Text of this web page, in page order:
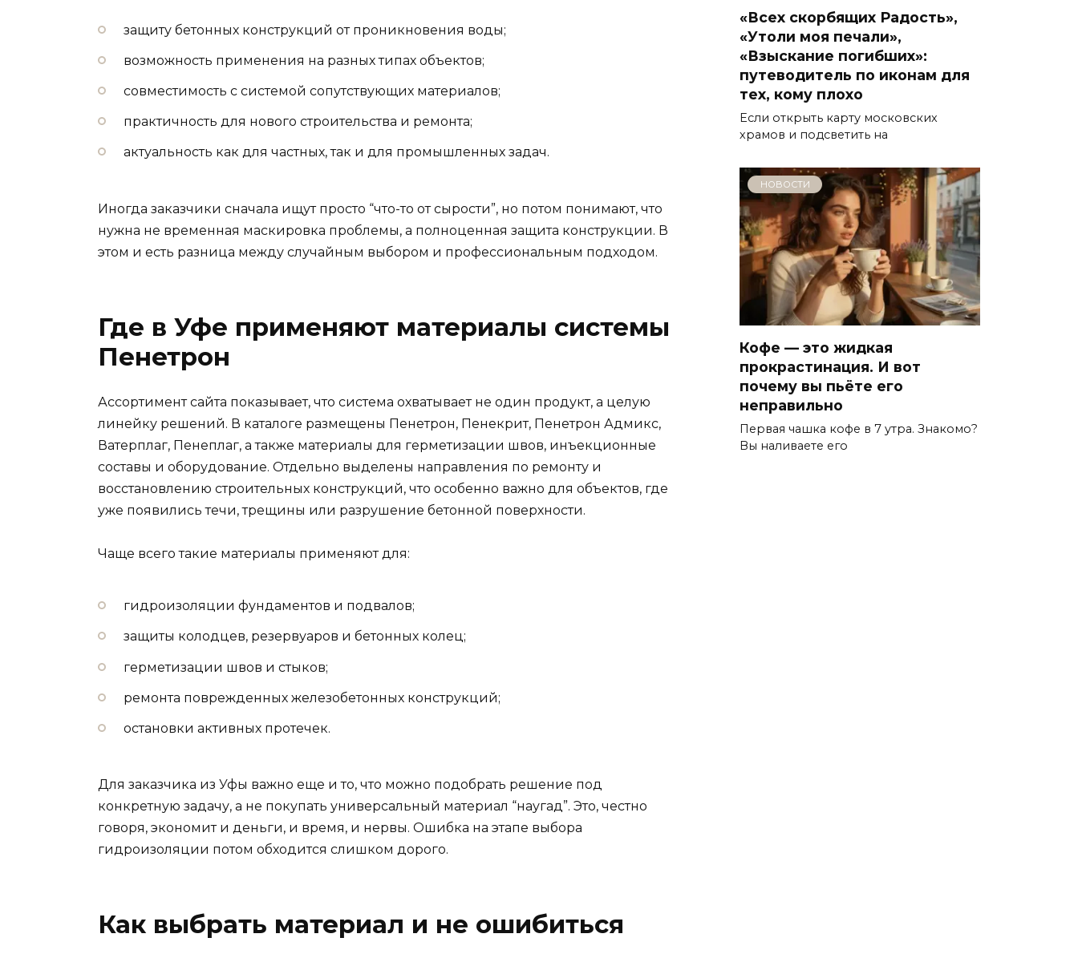
защиту бетонных конструкций от проникновения воды;
возможность применения на разных типах объектов;
совместимость с системой сопутствующих материалов;
практичность для нового строительства и ремонта;
актуальность как для частных, так и для промышленных задач.
Иногда заказчики сначала ищут просто “что-то от сырости”, но потом понимают, что
нужна не временная маскировка проблемы, а полноценная защита конструкции. В
этом и есть разница между случайным выбором и профессиональным подходом.
Где в Уфе применяют материалы системы
Пенетрон
Ассортимент сайта показывает, что система охватывает не один продукт, а целую
линейку решений. В каталоге размещены Пенетрон, Пенекрит, Пенетрон Адмикс,
Ватерплаг, Пенеплаг, а также материалы для герметизации швов, инъекционные
составы и оборудование. Отдельно выделены направления по ремонту и
восстановлению строительных конструкций, что особенно важно для объектов, где
уже появились течи, трещины или разрушение бетонной поверхности.
Чаще всего такие материалы применяют для:
гидроизоляции фундаментов и подвалов;
защиты колодцев, резервуаров и бетонных колец;
герметизации швов и стыков;
ремонта поврежденных железобетонных конструкций;
остановки активных протечек.
Для заказчика из Уфы важно еще и то, что можно подобрать решение под
конкретную задачу, а не покупать универсальный материал “наугад”. Это, честно
говоря, экономит и деньги, и время, и нервы. Ошибка на этапе выбора
гидроизоляции потом обходится слишком дорого.
Как выбрать материал и не ошибиться
«Всех скорбящих Радость»,
«Утоли моя печали»,
«Взыскание погибших»:
путеводитель по иконам для
тех, кому плохо
Если открыть карту московских
храмов и подсветить на
НОВОСТИ
Кофе — это жидкая
прокрастинация. И вот
почему вы пьёте его
неправильно
Первая чашка кофе в 7 утра. Знакомо?
Вы наливаете его